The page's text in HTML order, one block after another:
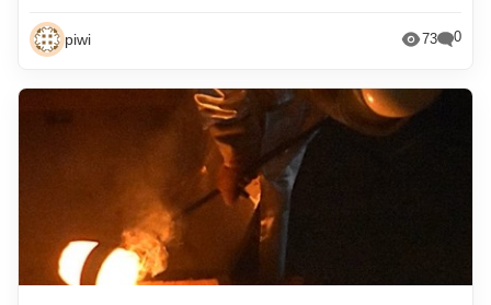
piwi 73 0